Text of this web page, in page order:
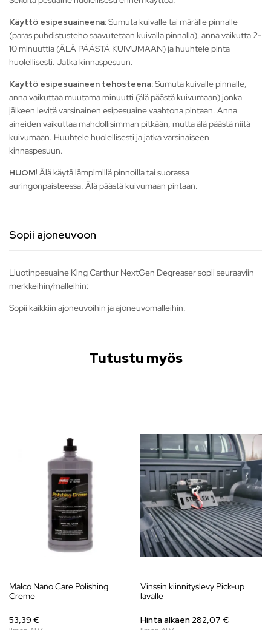
Käyttö esipesuaineena:Sumuta kuivalle tai märälle pinnalle
(paras puhdistusteho saavutetaan kuivalla pinnalla), anna vaikutta 2-
10 minuuttia (ÄLÄ PÄÄSTÄ KUIVUMAAN) ja huuhtele pinta
huolellisesti. Jatka kinnaspesuun.
Käyttö esipesuaineen tehosteena:Sumuta kuivalle pinnalle,
anna vaikuttaa muutama minuutti (älä päästä kuivumaan) jonka
jälkeen levitä varsinainen esipesuaine vaahtona pintaan. Anna
aineiden vaikuttaa mahdollisimman pitkään, mutta älä päästä niitä
kuivumaan. Huuhtele huolellisesti ja jatka varsinaiseen
kinnaspesuun.
HUOM! Älä käytä lämpimillä pinnoilla tai suorassa
auringonpaisteessa. Älä päästä kuivumaan pintaan.
Sopii ajoneuvoon
Liuotinpesuaine King Carthur NextGen Degreaser sopii seuraaviin
merkkeihin/malleihin:
Sopii kaikkiin ajoneuvoihin ja ajoneuvomalleihin.
Tutustu myös
Malco Nano Care Polishing
Creme
53,39 €
Vinssin kiinnityslevy Pick-up
lavalle
Hinta alkaen 282,07 €